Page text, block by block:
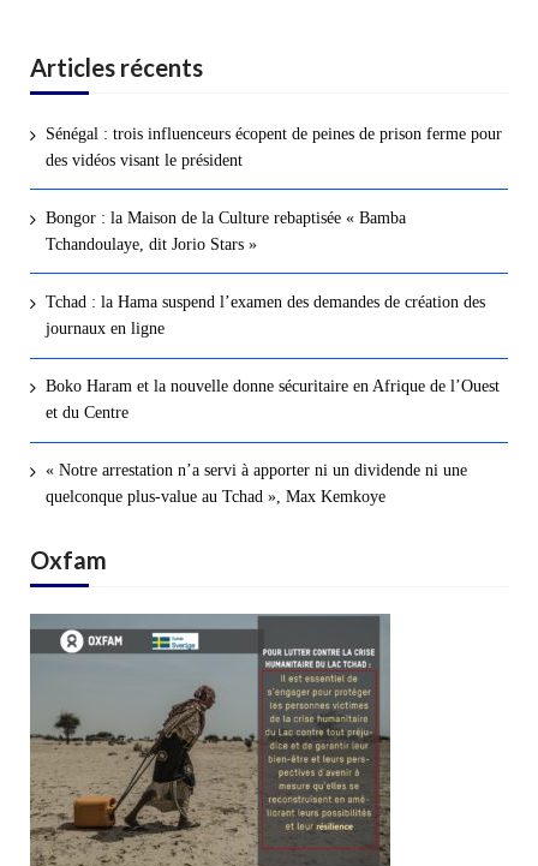
Articles récents
Sénégal : trois influenceurs écopent de peines de prison ferme pour
des vidéos visant le président
Bongor : la Maison de la Culture rebaptisée « Bamba
Tchandoulaye, dit Jorio Stars »
Tchad : la Hama suspend l’examen des demandes de création des
journaux en ligne
Boko Haram et la nouvelle donne sécuritaire en Afrique de l’Ouest
et du Centre
« Notre arrestation n’a servi à apporter ni un dividende ni une
quelconque plus-value au Tchad », Max Kemkoye
Oxfam